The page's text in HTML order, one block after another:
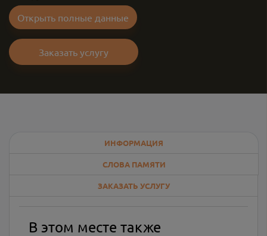
Открыть полные данные
Заказать услугу
ИНФОРМАЦИЯ
СЛОВА ПАМЯТИ
ЗАКАЗАТЬ УСЛУГУ
В этом месте также